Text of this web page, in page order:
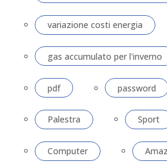
variazione costi energia
gas accumulato per l'inverno
pdf password
Palestra Sport
Computer